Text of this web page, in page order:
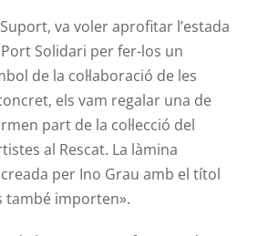
va voler aprofitar l’estada
Port Solidari per fer-los un
de la col·laboració de les
els vam regalar una de
part de la col·lecció del
al Rescat. La làmina
per Ino Grau amb el títol
també importen».